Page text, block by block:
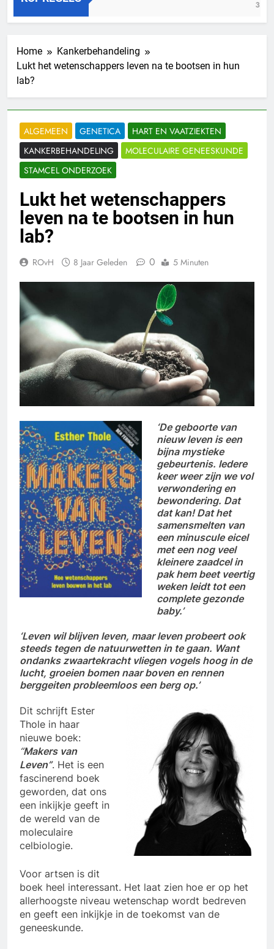
3 Jaar Geleden 3 Jaar
Home
Kankerbehandeling
Lukt het wetenschappers leven na te bootsen in hun
lab?
ALGEMEEN GENETICA
HART EN VAATZIEKTEN
KANKERBEHANDELING
MOLECULAIRE GENEESKUNDE
STAMCEL ONDERZOEK
Lukt het wetenschappers
leven na te bootsen in hun
lab?
ROvH 8 Jaar Geleden 0 5 Minuten
‘De geboorte van
nieuw leven is een
bijna mystieke
gebeurtenis. Iedere
keer weer zijn we vol
verwondering en
bewondering. Dat
dat kan! Dat het
samensmelten van
een minuscule eicel
met een nog veel
kleinere zaadcel in
pak hem beet veertig
weken leidt tot een
complete gezonde
baby.’
‘Leven wil blijven leven, maar leven probeert ook
steeds tegen de natuurwetten in te gaan. Want
ondanks zwaartekracht vliegen vogels hoog in de
lucht, groeien bomen naar boven en rennen
berggeiten probleemloos een berg op.’
Dit schrijft Ester
Thole in haar
nieuwe boek:
“Makers van
Leven”. Het is een
fascinerend boek
geworden, dat ons
een inkijkje geeft in
de wereld van de
moleculaire
celbiologie.
Voor artsen is dit
boek heel interessant. Het laat zien hoe er op het
allerhoogste niveau wetenschap wordt bedreven
en geeft een inkijkje in de toekomst van de
geneeskunde.